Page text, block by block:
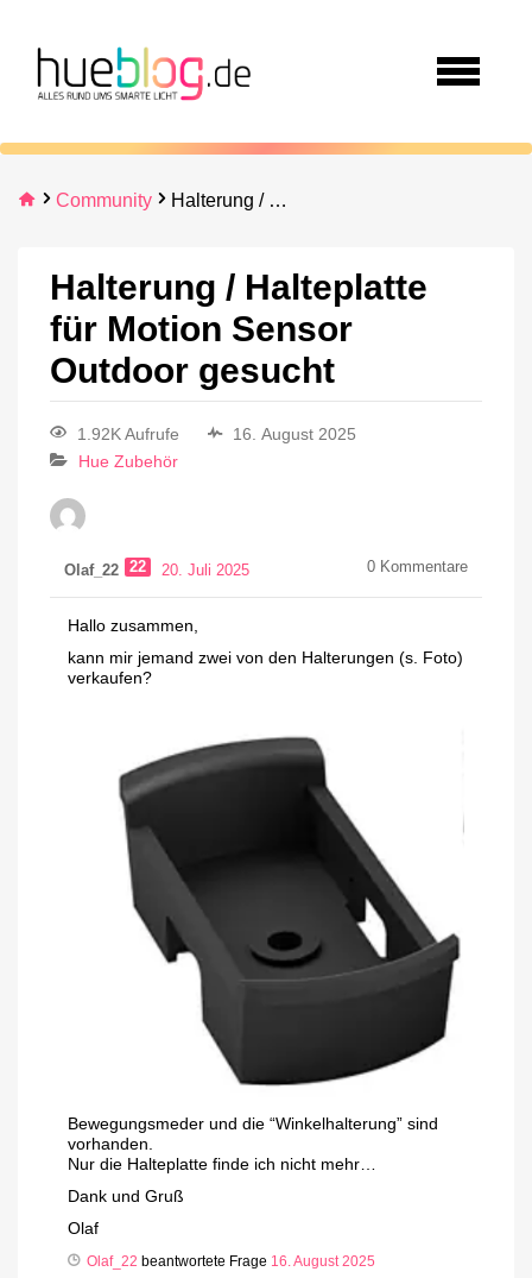
Community Halterung / Halteplatte für Motion Sensor Outdoor gesucht
Halterung / Halteplatte
für Motion Sensor
Outdoor gesucht
1.92K Aufrufe
16. August 2025
Hue Zubehör
Olaf_22 22 20. Juli 2025 0 Kommentare
Hallo zusammen,
kann mir jemand zwei von den Halterungen (s. Foto)
verkaufen?
Bewegungsmeder und die “Winkelhalterung” sind
vorhanden.
Nur die Halteplatte finde ich nicht mehr…
Dank und Gruß
Olaf
Olaf_22 beantwortete Frage 16. August 2025